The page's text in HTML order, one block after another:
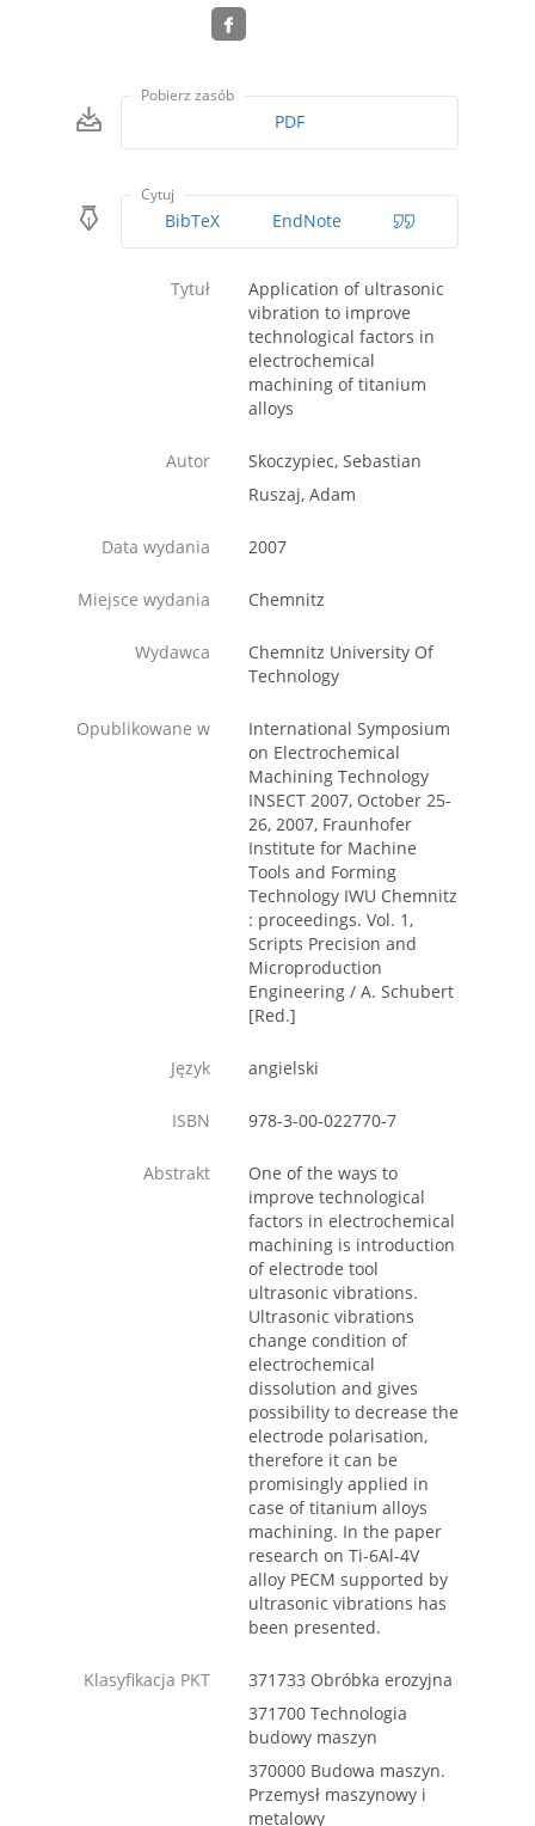
Pobierz zasób
PDF
Cytuj
BibTeX EndNote
Tytuł
Application of ultrasonic
vibration to improve
technological factors in
electrochemical
machining of titanium
alloys
Autor
Skoczypiec, Sebastian
Ruszaj, Adam
Data wydania 2007
Miejsce wydania Chemnitz
Wydawca
Chemnitz University Of
Technology
Opublikowane w
International Symposium
on Electrochemical
Machining Technology
INSECT 2007, October 25-
26, 2007, Fraunhofer
Institute for Machine
Tools and Forming
Technology IWU Chemnitz
: proceedings. Vol. 1,
Scripts Precision and
Microproduction
Engineering / A. Schubert
[Red.]
Język angielski
ISBN 978-3-00-022770-7
Abstrakt
One of the ways to
improve technological
factors in electrochemical
machining is introduction
of electrode tool
ultrasonic vibrations.
Ultrasonic vibrations
change condition of
electrochemical
dissolution and gives
possibility to decrease the
electrode polarisation,
therefore it can be
promisingly applied in
case of titanium alloys
machining. In the paper
research on Ti-6Al-4V
alloy PECM supported by
ultrasonic vibrations has
been presented.
Klasyfikacja PKT
371733 Obróbka erozyjna
371700 Technologia
budowy maszyn
370000 Budowa maszyn.
Przemysł maszynowy i
metalowy